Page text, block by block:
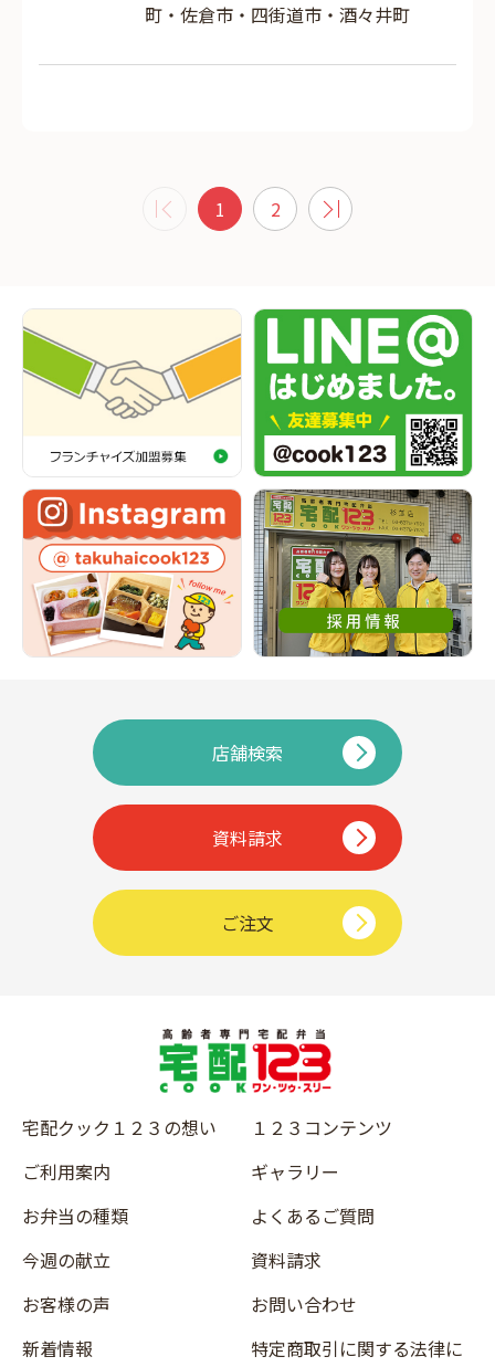
町・佐倉市・四街道市・酒々井町
1 2
店舗検索
資料請求
ご注文
宅配クック１２３の想い
ご利用案内
お弁当の種類
今週の献立
お客様の声
新着情報
１２３コンテンツ
ギャラリー
よくあるご質問
資料請求
お問い合わせ
特定商取引に関する法律に